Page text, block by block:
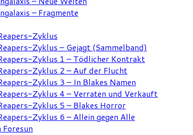
– Fragmente
Zyklus
Zyklus – Gejagt (Sammelband)
Zyklus 1 – Tödlicher Kontrakt
Zyklus 2 – Auf der Flucht
Zyklus 3 – In Blakes Namen
Zyklus 4 – Verraten und Verkauft
Zyklus 5 – Blakes Horror
Zyklus 6 – Allein gegen Alle
Foresun